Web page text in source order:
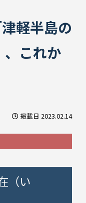
軽半島の
、これか
掲載日 2023.02.14
（い